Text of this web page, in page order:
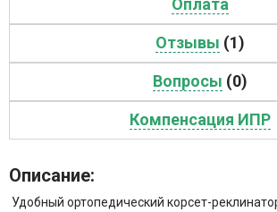
Оплата
Отзывы (1)
Вопросы (0)
Компенсация ИПР
Описание:
Удобный ортопедический корсет-